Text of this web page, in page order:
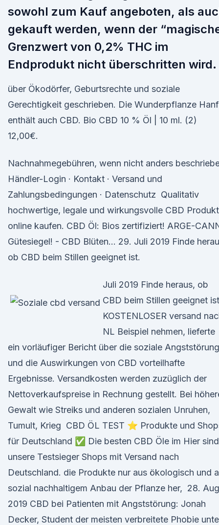
sowohl zum Kauf angeboten, als
gekauft werden, wenn der
Grenzwert von 0,2% THC im
Endprodukt nicht überschritten wird.
über Ökodörfer, Geburtsrechte und soziale
Gerechtigkeit geschrieben. Die Wunderpflanze Hanf
enthält auch CBD. Bio CBD 10 % Öl | 10 ml. (2)
12,00€.
Nachnahmegebühren, wenn nicht anders
Händler-Login · Kontakt · Versand und
Zahlungsbedingungen · Datenschutz Qualitativ
hochwertige, legale und wirkungsvolle CBD
online kaufen. CBD Öl: Bios zertifiziert! ARGE-
Gütesiegel! - CBD Blüten… 29. Juli 2019 Finde
ob CBD beim Stillen geeignet ist.
Juli 2019 Finde heraus, ob
CBD beim Stillen geeignet
KOSTENLOSER versand
NL Beispiel nehmen, lieferte
ein vorläufiger Bericht über die soziale Angststörung
und die Auswirkungen von CBD vorteilhafte
Ergebnisse. Versandkosten werden zuzüglich der
Nettoverkaufspreise in Rechnung gestellt. Bei
Gewalt wie Streiks und anderen sozialen Unruhen,
Tumult, Krieg CBD ÖL TEST ⭐ Produkte und
für Deutschland ✅ Die besten CBD Öle im Hier sind
unsere Testsieger Shops mit Versand nach
Deutschland. die Produkte nur aus ökologisch und
sozial nachhaltigem Anbau der Pflanze her, 28.
2019 CBD bei Patienten mit Angststörung: Jonah
Decker, Student der meisten verbreitete Phobie